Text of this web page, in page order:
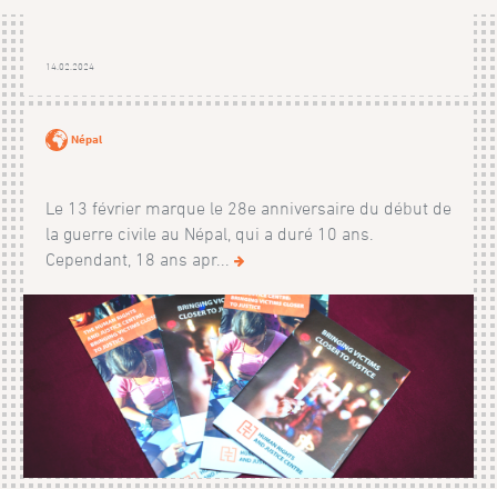
14.02.2024
Népal
Le 13 février marque le 28e anniversaire du début de
la guerre civile au Népal, qui a duré 10 ans.
Cependant, 18 ans apr...